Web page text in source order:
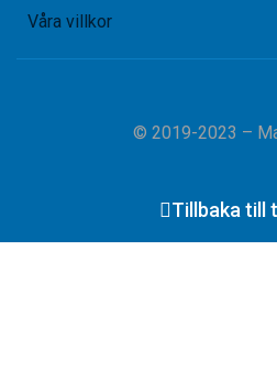
Våra villkor
© 2019-2023 –
Tillbaka till